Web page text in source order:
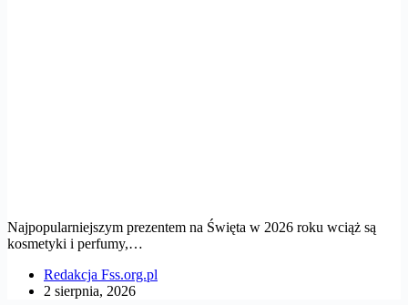
Najpopularniejszym prezentem na Święta w 2026 roku wciąż są
kosmetyki i perfumy,…
Redakcja Fss.org.pl
2 sierpnia, 2026